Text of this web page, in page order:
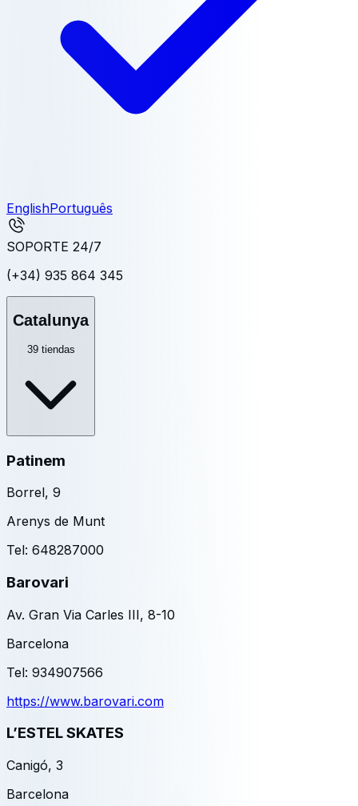
EnglishPortuguês
SOPORTE 24/7
(+34) 935 864 345
Catalunya
39 tiendas
Patinem
Borrel, 9
Arenys de Munt
Tel: 648287000
Barovari
Av. Gran Via Carles III, 8-10
Barcelona
Tel: 934907566
https://www.barovari.com
L’ESTEL SKATES
Canigó, 3
Barcelona